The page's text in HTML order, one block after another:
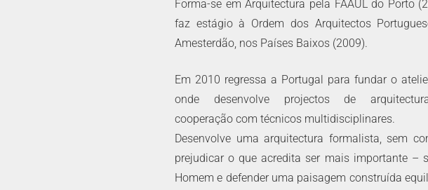
Forma-se em Arquitectura pela FAAUL do Porto
faz estágio à Ordem dos Arquitectos
Amesterdão, nos Países Baixos (2009).
Em 2010 regressa a Portugal para fundar o
onde desenvolve projectos de
cooperação com técnicos multidisciplinares.
Desenvolve uma arquitectura formalista, sem
prejudicar o que acredita ser mais importante –
Homem e defender uma paisagem construída